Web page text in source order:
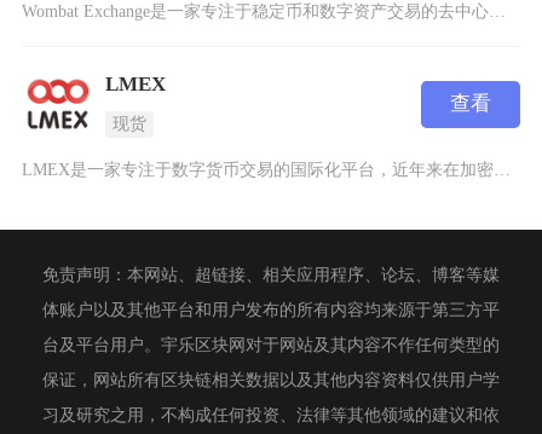
Wombat Exchange是一家专注于稳定币和数字资产交易的去中心化交易平台，成立于2
LMEX
现货
查看
LMEX是一家专注于数字货币交易的国际化平台，近年来在加密货币领域逐渐崭露头角。这个交易平
免责声明：本网站、超链接、相关应用程序、论坛、博客等媒
体账户以及其他平台和用户发布的所有内容均来源于第三方平
台及平台用户。宇乐区块网对于网站及其内容不作任何类型的
保证，网站所有区块链相关数据以及其他内容资料仅供用户学
习及研究之用，不构成任何投资、法律等其他领域的建议和依